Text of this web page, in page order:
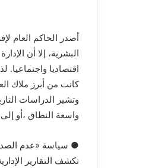
البشرية، إلا أن
اقتصاديا واجتماعيا.
كانت من أبرز ملاك
وتشير الدراسات
واسعة النطاق ،أو
● سياسة «عدم
تكشف التقارير